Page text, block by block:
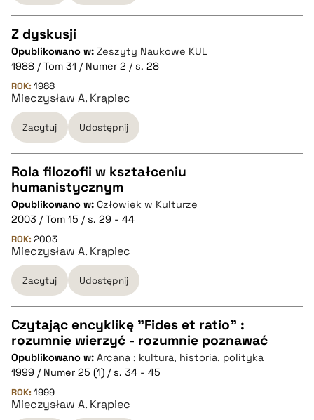
pobierz cytat
CZYSTY TEKST
pobierz cytat
BIBTEX
pobierz cytat
Z dyskusji
Opublikowano w: Zeszyty Naukowe KUL
1988 / Tom 31 / Numer 2 / s. 28
ROK: 1988
Mieczysław A. Krąpiec
Zacytuj Udostępnij
CZYSTY TEKST
pobierz cytat
BIBTEX
pobierz cytat
Rola filozofii w kształceniu
humanistycznym
Opublikowano w: Człowiek w Kulturze
2003 / Tom 15 / s. 29 - 44
ROK: 2003
Mieczysław A. Krąpiec
Zacytuj Udostępnij
CZYSTY TEKST
pobierz cytat
Czytając encyklikę "Fides et ratio" :
rozumnie wierzyć - rozumnie poznawać
Opublikowano w: Arcana : kultura, historia, polityka
1999 / Numer 25 (1) / s. 34 - 45
ROK: 1999
Mieczysław A. Krąpiec